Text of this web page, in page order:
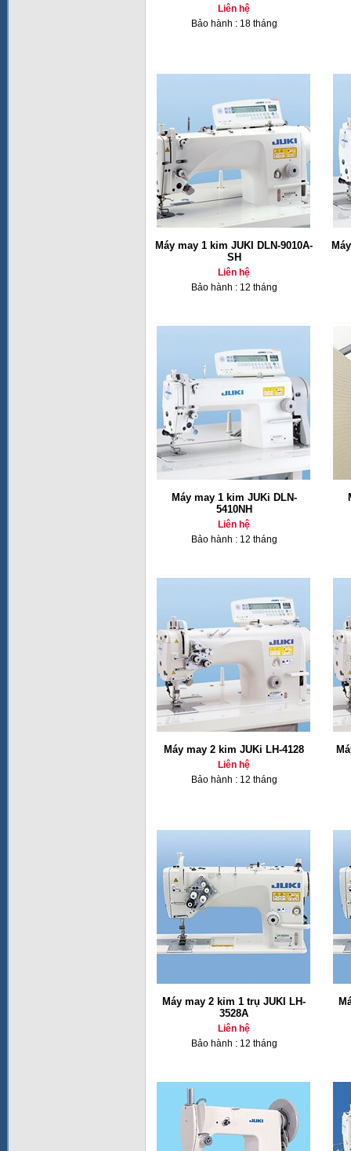
Liên hệ
Bảo hành : 18 tháng
Máy may 1 kim JUKI DLN-9010A-
SH
Liên hệ
Bảo hành : 12 tháng
Máy may 1 kim JUKi DLN-
5410NH
Liên hệ
Bảo hành : 12 tháng
Máy may 2 kim JUKi LH-4128
Liên hệ
Bảo hành : 12 tháng
Máy may 2 kim 1 trụ JUKI LH-
3528A
Liên hệ
Bảo hành : 12 tháng